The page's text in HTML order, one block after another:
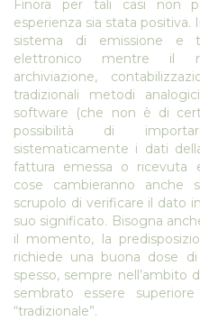
Finora per tali casi non
esperienza sia stata positiva.
sistema di emissione e
elettronico mentre il
archiviazione,
tradizionali metodi
software (che non è di
possibilità di
sistematicamente i dati
fattura emessa o ricevuta
cose cambieranno
scrupolo di verificare il dato
suo significato. Bisogna
il momento, la
richiede una buona dose
spesso, sempre nell’ambito
sembrato essere
“tradizionale”.